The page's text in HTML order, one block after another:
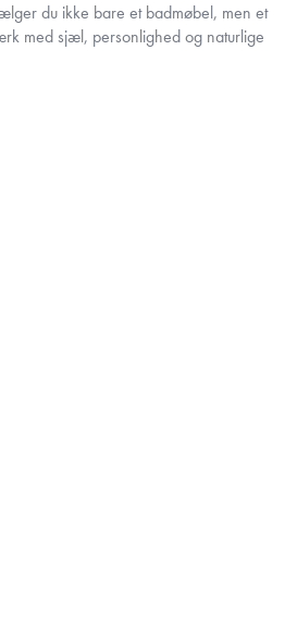
du ikke bare et badmøbel, men et
med sjæl, personlighed og naturlige